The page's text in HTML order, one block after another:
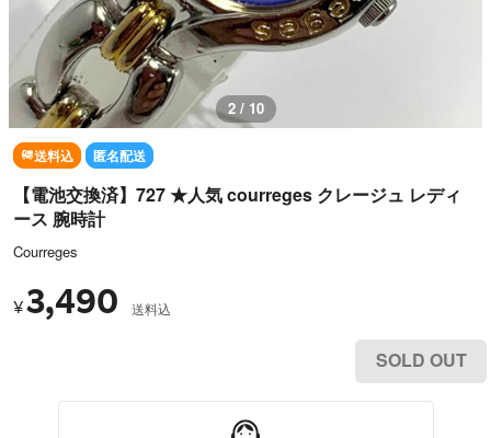
3 / 10
送料込 匿名配送
【電池交換済】727 ★人気 courreges クレージュ レディ
ース 腕時計
Courreges
¥3,490 送料込
SOLD OUT